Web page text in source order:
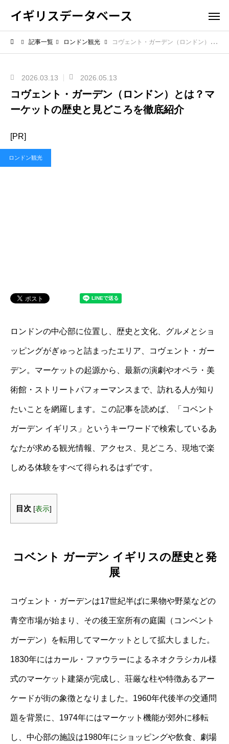
イギリスデータベース
記事一覧 ロンドン観光 コヴェント・ガーデン（ロンドン）とは？マーケットの歴史と見どころを徹底紹介
2026.03.13 2026.05.13
コヴェント・ガーデン（ロンドン）とは？マ
ーケットの歴史と見どころを徹底紹介
[PR]
ロンドン観光
ロンドンの中心部に位置し、歴史と文化、グルメとショ
ッピングがぎゅっと詰まったエリア、コヴェント・ガー
デン。マーケットの起源から、最新の演劇やオペラ・美
術館・ストリートパフォーマンスまで、訪れる人が知り
たいことを網羅します。この記事を読めば、「コベント
ガーデン イギリス」というキーワードで検索しているあ
なたが求める観光情報、アクセス、見どころ、現地で楽
しめる体験をすべて得られるはずです。
目次 [表示]
コベント ガーデン イギリスの歴史と発
展
コヴェント・ガーデンは17世紀半ばに果物や野菜などの
青空市場が始まり、その後王室所有の庭園（コンベント
ガーデン）を転用してマーケットとして拡大しました。
1830年にはカール・ファウラーによるネオクラシカル様
式のマーケット建築が完成し、荘厳な柱や特徴あるアー
ケードが街の象徴となりました。1960年代後半の交通問
題を背景に、1974年にはマーケット機能が郊外に移転
し、中心部の施設は1980年にショッピングや飲食、劇場